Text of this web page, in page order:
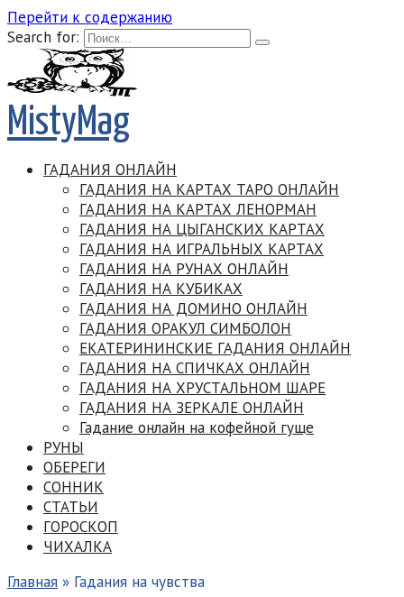
Перейти к содержанию
Search for:
MistyMag
ГАДАНИЯ ОНЛАЙН
ГАДАНИЯ НА КАРТАХ ТАРО ОНЛАЙН
ГАДАНИЯ НА КАРТАХ ЛЕНОРМАН
ГАДАНИЯ НА ЦЫГАНСКИХ КАРТАХ
ГАДАНИЯ НА ИГРАЛЬНЫХ КАРТАХ
ГАДАНИЯ НА РУНАХ ОНЛАЙН
ГАДАНИЯ НА КУБИКАХ
ГАДАНИЯ НА ДОМИНО ОНЛАЙН
ГАДАНИЯ ОРАКУЛ СИМБОЛОН
ЕКАТЕРИНИНСКИЕ ГАДАНИЯ ОНЛАЙН
ГАДАНИЯ НА СПИЧКАХ ОНЛАЙН
ГАДАНИЯ НА ХРУСТАЛЬНОМ ШАРЕ
ГАДАНИЯ НА ЗЕРКАЛЕ ОНЛАЙН
Гадание онлайн на кофейной гуще
РУНЫ
ОБЕРЕГИ
СОННИК
СТАТЬИ
ГОРОСКОП
ЧИХАЛКА
Главная » Гадания на чувства